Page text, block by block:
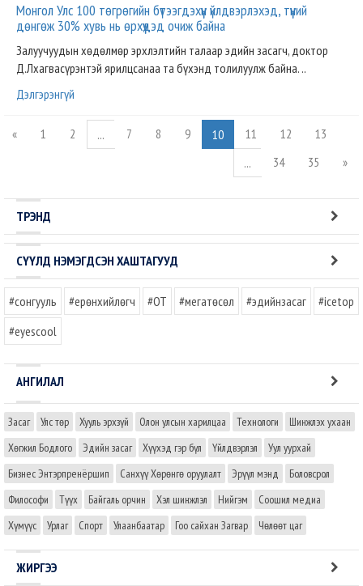
Монгол Улс 100 төгрөгийн бүтээгдэхүүн үйлдвэрлэхэд, түүний
дөнгөж 30% хувь нь өрхүүдэд очиж байна
Залуучуудын хөдөлмөр эрхлэлтийн талаар эдийн засагч, доктор
Д.Лхагвасүрэнтэй ярилцсанаа та бүхэнд толилуулж байна. ..
Дэлгэрэнгүй
« 1 2 ... 7 8 9 10 11 12
13
...
34 35 »
ТРЭНД
СҮҮЛД НЭМЭГДСЭН ХАШТАГУУД
#сонгууль #ерөнхийлөгч #OT #мегатөсөл #эдийнзасаг
#icetop
#eyescool
АНГИЛАЛ
Засаг Улс төр Хууль эрхзүй Олон улсын харилцаа Технологи
Шинжлэх ухаан
Хөгжил Бодлого
Эдийн засаг Хүүхэд гэр бүл Үйлдвэрлэл
Уул уурхай
Бизнес Энтэрпренёршип
Санхүү Хөрөнгө оруулалт Эрүүл мэнд
Боловсрол
Философи
Түүх Байгаль орчин Хэл шинжлэл Нийгэм
Соошил медиа
Хүмүүс
Урлаг Спорт Улаанбаатар Гоо сайхан Загвар Чөлөөт цаг
ЖИРГЭЭ